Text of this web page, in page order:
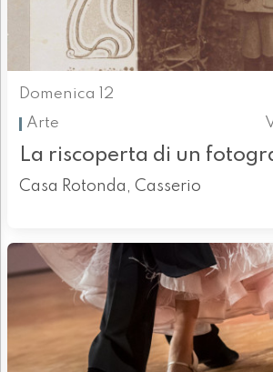
Domenica 12
Arte
La riscoperta di un
Casa Rotonda, Casserio